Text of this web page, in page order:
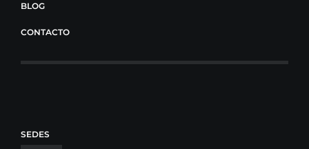
BLOG
CONTACTO
SEDES